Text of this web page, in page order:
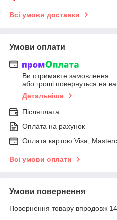
Всі умови доставки
Умови оплати
Ви отримаєте замовлення
або гроші повернуться на
Детальніше
Післяплата
Оплата на рахунок
Оплата картою Visa,
Всі умови оплати
Умови повернення
Повернення товару впродовж